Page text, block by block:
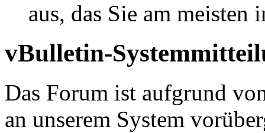
aus, das Sie am meisten
vBulletin-
Das Forum ist aufgrund
an unserem System